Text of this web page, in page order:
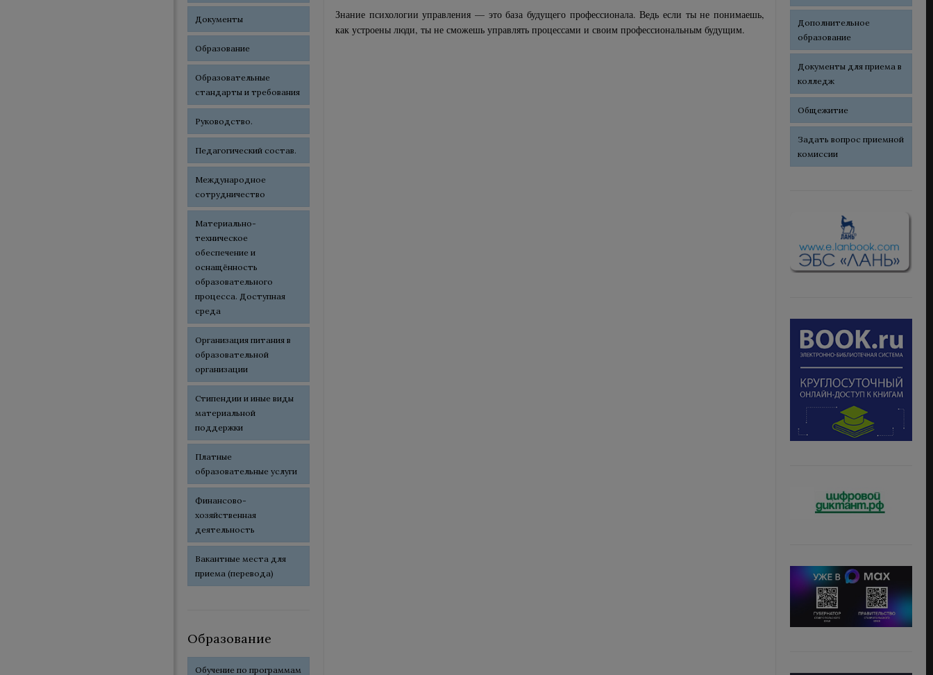
Знание психологии управления — это база будущего профессионала. Ведь если ты не понимаешь,
как устроены люди, ты не сможешь управлять процессами и своим профессиональным будущим.
Документы
Образование
Образовательные
стандарты и требования
Руководство.
Педагогический состав.
Международное
сотрудничество
Материально-
техническое
обеспечение и
оснащённость
образовательного
процесса. Доступная
среда
Организация питания в
образовательной
организации
Стипендии и иные виды
материальной
поддержки
Платные
образовательные услуги
Финансово-
хозяйственная
деятельность
Вакантные места для
приема (перевода)
Образование
Обучение по программам
Дополнительное
образование
Документы для приема в
колледж
Общежитие
Задать вопрос приемной
комиссии